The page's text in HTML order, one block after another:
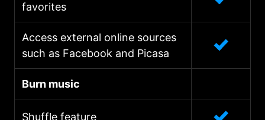
favorites
Access external online sources
such as Facebook and Picasa
Burn music
Shuffle feature